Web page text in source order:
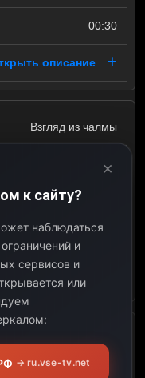
00:30
описание
Взгляд из чалмы
10:30
описание
11:00
×
к сайту?
наблюдаться
и
сервисов и
или
→ ru.vse-tv.net